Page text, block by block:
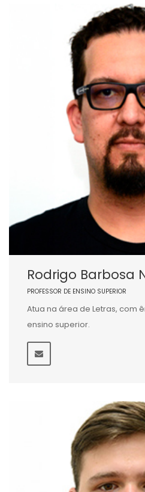
Rodrigo Barbosa
PROFESSOR DE ENSINO SUPERIOR
Atua na área de Letras, com
ensino superior.